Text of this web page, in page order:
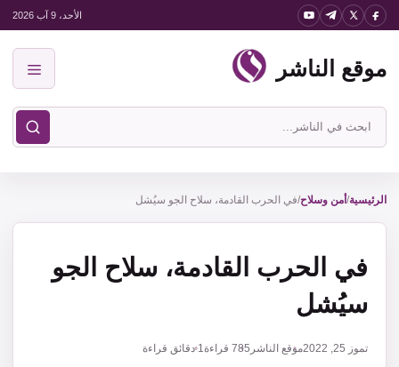
انتقل
المحتوى
الأحد، 9 آب 2026
موقع الناشر
ابحث
في
الناشر
الرئيسية/ أمن وسلاح/في الحرب القادمة، سلاح الجو سيُشل
في الحرب القادمة، سلاح الجو
سيُشل
تموز 25, 2022 موقع الناشر 785 قراءة1 دقائق قراءة